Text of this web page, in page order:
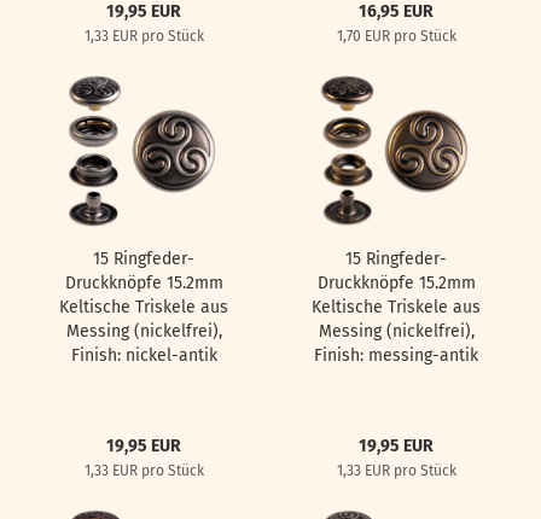
19,95 EUR
1,33 EUR pro Stück
16,95 EUR
1,70 EUR pro Stück
15 Ringfeder-
Druckknöpfe 15.2mm
Keltische Triskele aus
Messing (nickelfrei),
Finish: nickel-antik
19,95 EUR
1,33 EUR pro Stück
15 Ringfeder-
Druckknöpfe 15.2mm
Keltische Triskele aus
Messing (nickelfrei),
Finish: messing-antik
19,95 EUR
1,33 EUR pro Stück